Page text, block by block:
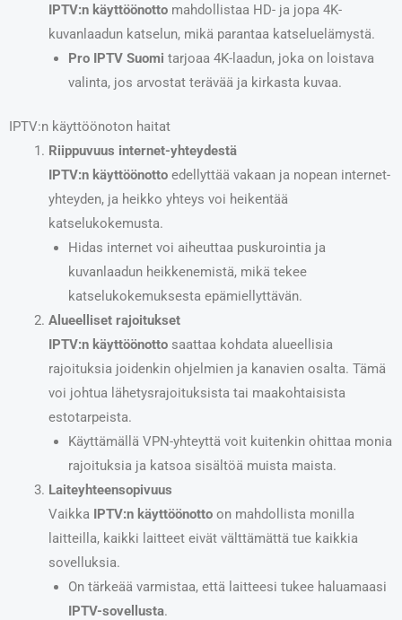
IPTV:n käyttöönottomahdollistaa HD- ja jopa 4K-
kuvanlaadun katselun, mikä parantaa katseluelämystä.
Pro IPTV Suomi tarjoaa 4K-laadun, joka on loistava
valinta, jos arvostat terävää ja kirkasta kuvaa.
IPTV:n käyttöönoton haitat
Riippuvuus internet-yhteydestä
IPTV:n käyttöönottoedellyttää vakaan ja nopean internet-
yhteyden, ja heikko yhteys voi heikentää
katselukokemusta.
Hidas internet voi aiheuttaa puskurointia ja
kuvanlaadun heikkenemistä, mikä tekee
katselukokemuksesta epämiellyttävän.
Alueelliset rajoitukset
IPTV:n käyttöönottosaattaa kohdata alueellisia
rajoituksia joidenkin ohjelmien ja kanavien osalta. Tämä
voi johtua lähetysrajoituksista tai maakohtaisista
estotarpeista.
Käyttämällä VPN-yhteyttä voit kuitenkin ohittaa monia
rajoituksia ja katsoa sisältöä muista maista.
Laiteyhteensopivuus
Vaikka IPTV:n käyttöönottoon mahdollista monilla
laitteilla, kaikki laitteet eivät välttämättä tue kaikkia
sovelluksia.
On tärkeää varmistaa, että laitteesi tukee haluamaasi
IPTV-sovellusta.